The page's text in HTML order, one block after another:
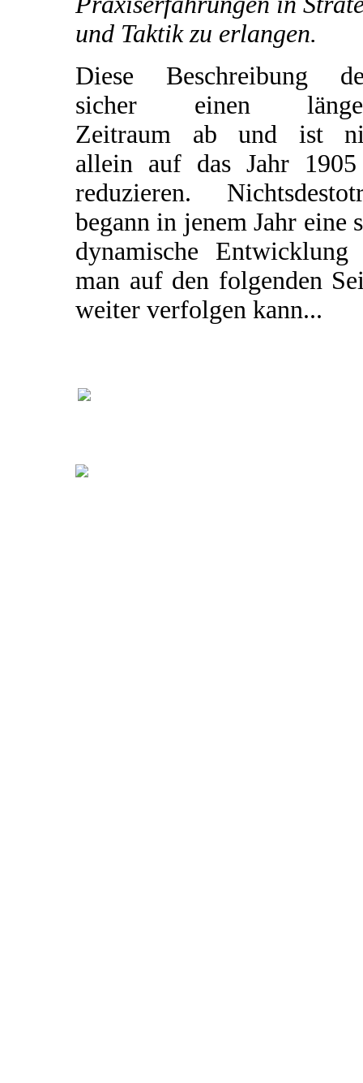
und Taktik zu erlangen.
Diese Beschreibung
sicher einen
Zeitraum ab und ist
allein auf das Jahr
reduzieren.
begann in jenem Jahr eine
dynamische Entwicklung
man auf den folgenden
weiter verfolgen kann...